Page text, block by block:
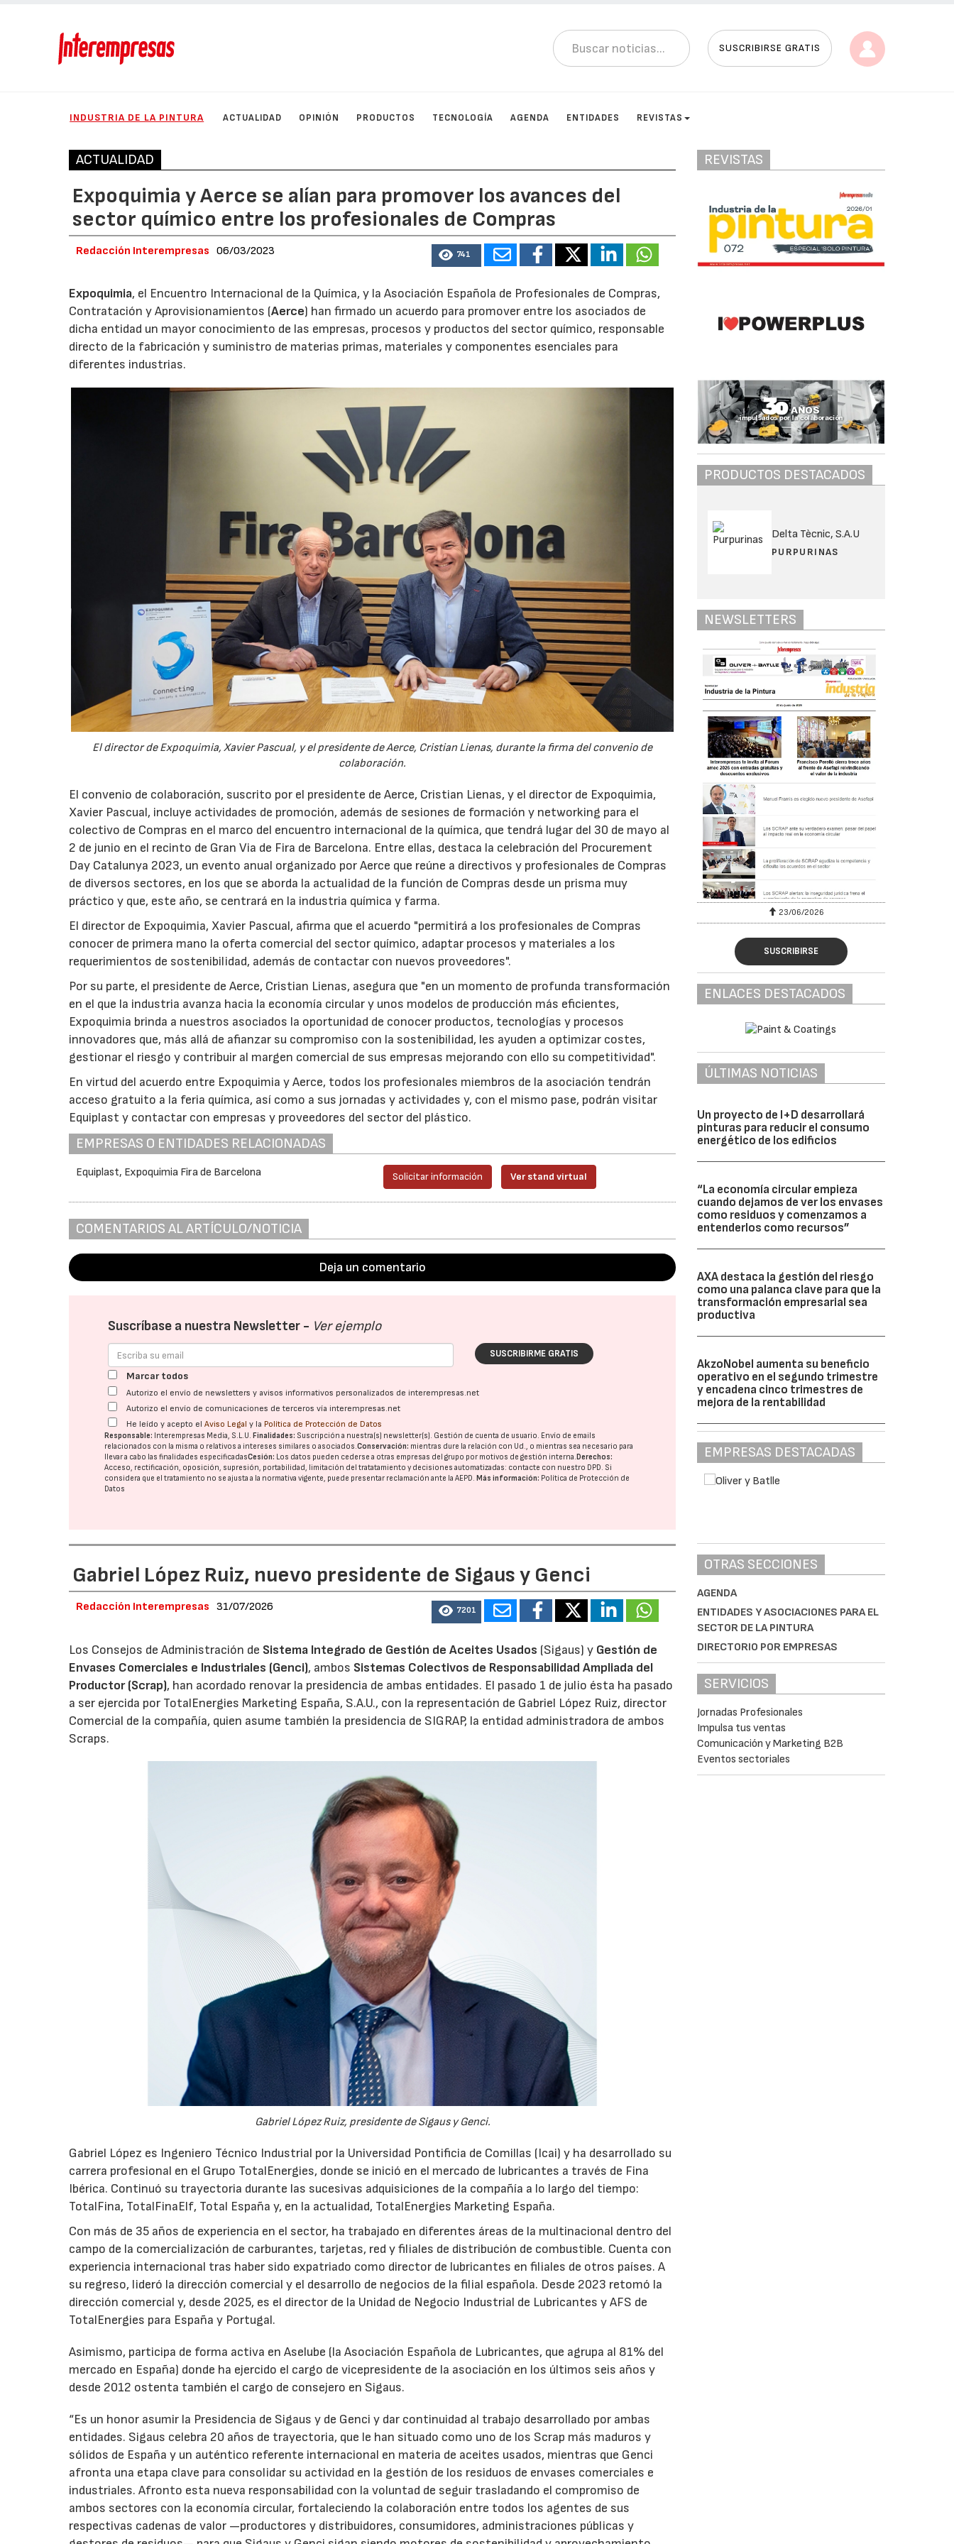
SUSCRIBIRSE GRATIS
INDUSTRIA DE LA PINTURA ACTUALIDAD OPINIÓN PRODUCTOS TECNOLOGÍA AGENDA ENTIDADES REVISTAS
ACTUALIDAD
Expoquimia y Aerce se alían para promover los avances del
sector químico entre los profesionales de Compras
Redacción Interempresas 06/03/2023 741
Expoquimia, el Encuentro Internacional de la Química, y la Asociación Española de Profesionales de Compras,
Contratación y Aprovisionamientos (Aerce) han firmado un acuerdo para promover entre los asociados de
dicha entidad un mayor conocimiento de las empresas, procesos y productos del sector químico, responsable
directo de la fabricación y suministro de materias primas, materiales y componentes esenciales para
diferentes industrias.
El director de Expoquimia, Xavier Pascual, y el presidente de Aerce, Cristian Lienas, durante la firma del convenio de
colaboración.
El convenio de colaboración, suscrito por el presidente de Aerce, Cristian Lienas, y el director de Expoquimia,
Xavier Pascual, incluye actividades de promoción, además de sesiones de formación y networking para el
colectivo de Compras en el marco del encuentro internacional de la química, que tendrá lugar del 30 de mayo al
2 de junio en el recinto de Gran Via de Fira de Barcelona. Entre ellas, destaca la celebración del Procurement
Day Catalunya 2023, un evento anual organizado por Aerce que reúne a directivos y profesionales de Compras
de diversos sectores, en los que se aborda la actualidad de la función de Compras desde un prisma muy
práctico y que, este año, se centrará en la industria química y farma.
El director de Expoquimia, Xavier Pascual, afirma que el acuerdo "permitirá a los profesionales de Compras
conocer de primera mano la oferta comercial del sector químico, adaptar procesos y materiales a los
requerimientos de sostenibilidad, además de contactar con nuevos proveedores".
Por su parte, el presidente de Aerce, Cristian Lienas, asegura que "en un momento de profunda transformación
en el que la industria avanza hacia la economía circular y unos modelos de producción más eficientes,
Expoquimia brinda a nuestros asociados la oportunidad de conocer productos, tecnologías y procesos
innovadores que, más allá de afianzar su compromiso con la sostenibilidad, les ayuden a optimizar costes,
gestionar el riesgo y contribuir al margen comercial de sus empresas mejorando con ello su competitividad".
En virtud del acuerdo entre Expoquimia y Aerce, todos los profesionales miembros de la asociación tendrán
acceso gratuito a la feria química, así como a sus jornadas y actividades y, con el mismo pase, podrán visitar
Equiplast y contactar con empresas y proveedores del sector del plástico.
EMPRESAS O ENTIDADES RELACIONADAS
Equiplast, Expoquimia Fira de Barcelona Solicitar información Ver stand virtual
COMENTARIOS AL ARTÍCULO/NOTICIA
Deja un comentario
Suscríbase a nuestra Newsletter - Ver ejemplo
SUSCRIBIRME GRATIS
Marcar todos
Autorizo el envío de newsletters y avisos informativos personalizados de interempresas.net
Autorizo el envío de comunicaciones de terceros vía interempresas.net
He leído y acepto elAviso Legal y la Política de Protección de Datos
Responsable: Interempresas Media, S.L.U. Finalidades: Suscripción a nuestra(s) newsletter(s). Gestión de cuenta de usuario. Envío de emails
relacionados con la misma o relativos a intereses similares o asociados.Conservación: mientras dure la relación con Ud., o mientras sea necesario para
llevar a cabo las finalidades especificadasCesión: Los datos pueden cederse a otras empresas del grupo por motivos de gestión interna. Derechos:
Acceso, rectificación, oposición, supresión, portabilidad, limitación del tratatamiento y decisiones automatizadas: contacte con nuestro DPD. Si
considera que el tratamiento no se ajusta a la normativa vigente, puede presentar reclamación ante laAEPD. Más información: Política de Protección de
Datos
Gabriel López Ruiz, nuevo presidente de Sigaus y Genci
Redacción Interempresas 31/07/2026 7201
Los Consejos de Administración de Sistema Integrado de Gestión de Aceites Usados (Sigaus) y Gestión de
Envases Comerciales e Industriales (Genci), ambos Sistemas Colectivos de Responsabilidad Ampliada del
Productor (Scrap), han acordado renovar la presidencia de ambas entidades. El pasado 1 de julio ésta ha pasado
a ser ejercida por TotalEnergies Marketing España, S.A.U., con la representación de Gabriel López Ruiz, director
Comercial de la compañía, quien asume también la presidencia de SIGRAP, la entidad administradora de ambos
Scraps.
Gabriel López Ruiz, presidente de Sigaus y Genci.
Gabriel López es Ingeniero Técnico Industrial por la Universidad Pontificia de Comillas (Icai) y ha desarrollado su
carrera profesional en el Grupo TotalEnergies, donde se inició en el mercado de lubricantes a través de Fina
Ibérica. Continuó su trayectoria durante las sucesivas adquisiciones de la compañía a lo largo del tiempo:
TotalFina, TotalFinaElf, Total España y, en la actualidad, TotalEnergies Marketing España.
Con más de 35 años de experiencia en el sector, ha trabajado en diferentes áreas de la multinacional dentro del
campo de la comercialización de carburantes, tarjetas, red y filiales de distribución de combustible. Cuenta con
experiencia internacional tras haber sido expatriado como director de lubricantes en filiales de otros países. A
su regreso, lideró la dirección comercial y el desarrollo de negocios de la filial española. Desde 2023 retomó la
dirección comercial y, desde 2025, es el director de la Unidad de Negocio Industrial de Lubricantes y AFS de
TotalEnergies para España y Portugal.
Asimismo, participa de forma activa en Aselube (la Asociación Española de Lubricantes, que agrupa al 81% del
mercado en España) donde ha ejercido el cargo de vicepresidente de la asociación en los últimos seis años y
desde 2012 ostenta también el cargo de consejero en Sigaus.
“Es un honor asumir la Presidencia de Sigaus y de Genci y dar continuidad al trabajo desarrollado por ambas
entidades. Sigaus celebra 20 años de trayectoria, que le han situado como uno de los Scrap más maduros y
sólidos de España y un auténtico referente internacional en materia de aceites usados, mientras que Genci
afronta una etapa clave para consolidar su actividad en la gestión de los residuos de envases comerciales e
industriales. Afronto esta nueva responsabilidad con la voluntad de seguir trasladando el compromiso de
ambos sectores con la economía circular, fortaleciendo la colaboración entre todos los agentes de sus
respectivas cadenas de valor —productores y distribuidores, consumidores, administraciones públicas y
REVISTAS
PRODUCTOS DESTACADOS
Delta Tècnic, S.A.U
PURPURINAS
NEWSLETTERS
23/06/2026
SUSCRIBIRSE
ENLACES DESTACADOS
ÚLTIMAS NOTICIAS
Un proyecto de I+D desarrollará
pinturas para reducir el consumo
energético de los edificios
“La economía circular empieza
cuando dejamos de ver los envases
como residuos y comenzamos a
entenderlos como recursos”
AXA destaca la gestión del riesgo
como una palanca clave para que la
transformación empresarial sea
productiva
AkzoNobel aumenta su beneficio
operativo en el segundo trimestre
y encadena cinco trimestres de
mejora de la rentabilidad
EMPRESAS DESTACADAS
OTRAS SECCIONES
AGENDA
ENTIDADES Y ASOCIACIONES PARA EL
SECTOR DE LA PINTURA
DIRECTORIO POR EMPRESAS
SERVICIOS
Jornadas Profesionales
Impulsa tus ventas
Comunicación y Marketing B2B
Eventos sectoriales